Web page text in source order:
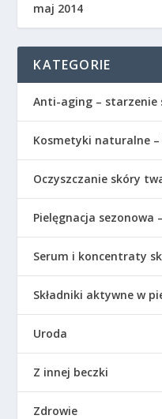
maj 2014
KATEGORIE
Anti-aging – starzenie
Kosmetyki naturalne –
Oczyszczanie skóry
Pielęgnacja sezonowa
Serum i koncentraty
Składniki aktywne w
Uroda
Z innej beczki
Zdrowie